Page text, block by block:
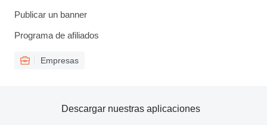
Publicar un banner
Programa de afiliados
Empresas
Descargar nuestras aplicaciones